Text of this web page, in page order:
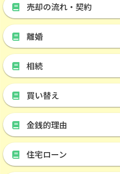
売却の流れ・契約
離婚
相続
買い替え
金銭的理由
住宅ローン